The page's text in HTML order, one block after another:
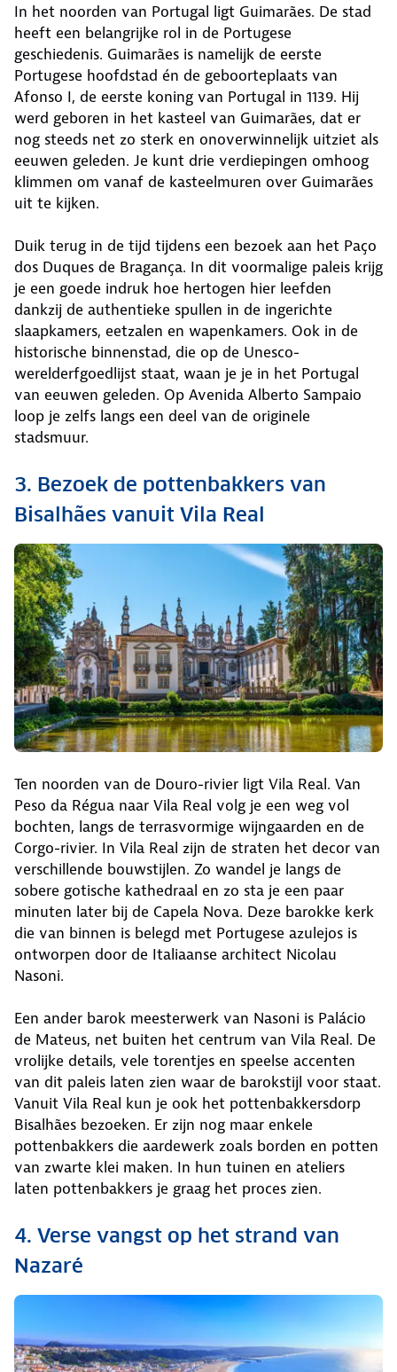
In het noorden van Portugal ligt Guimarães. De stad
heeft een belangrijke rol in de Portugese
geschiedenis. Guimarães is namelijk de eerste
Portugese hoofdstad én de geboorteplaats van
Afonso I, de eerste koning van Portugal in 1139. Hij
werd geboren in het kasteel van Guimarães, dat er
nog steeds net zo sterk en onoverwinnelijk uitziet als
eeuwen geleden. Je kunt drie verdiepingen omhoog
klimmen om vanaf de kasteelmuren over Guimarães
uit te kijken.
Duik terug in de tijd tijdens een bezoek aan het Paço
dos Duques de Bragança. In dit voormalige paleis krijg
je een goede indruk hoe hertogen hier leefden
dankzij de authentieke spullen in de ingerichte
slaapkamers, eetzalen en wapenkamers. Ook in de
historische binnenstad, die op de Unesco-
werelderfgoedlijst staat, waan je je in het Portugal
van eeuwen geleden. Op Avenida Alberto Sampaio
loop je zelfs langs een deel van de originele
stadsmuur.
3. Bezoek de pottenbakkers van
Bisalhães vanuit Vila Real
Ten noorden van de Douro-rivier ligt Vila Real. Van
Peso da Régua naar Vila Real volg je een weg vol
bochten, langs de terrasvormige wijngaarden en de
Corgo-rivier. In Vila Real zijn de straten het decor van
verschillende bouwstijlen. Zo wandel je langs de
sobere gotische kathedraal en zo sta je een paar
minuten later bij de Capela Nova. Deze barokke kerk
die van binnen is belegd met Portugese azulejos is
ontworpen door de Italiaanse architect Nicolau
Nasoni.
Een ander barok meesterwerk van Nasoni is Palácio
de Mateus, net buiten het centrum van Vila Real. De
vrolijke details, vele torentjes en speelse accenten
van dit paleis laten zien waar de barokstijl voor staat.
Vanuit Vila Real kun je ook het pottenbakkersdorp
Bisalhães bezoeken. Er zijn nog maar enkele
pottenbakkers die aardewerk zoals borden en potten
van zwarte klei maken. In hun tuinen en ateliers
laten pottenbakkers je graag het proces zien.
4. Verse vangst op het strand van
Nazaré